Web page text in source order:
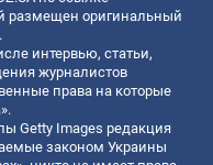
размещен оригинальный
интервью, статьи,
журналистов
права на которые
Getty Images редакция
законом Украины